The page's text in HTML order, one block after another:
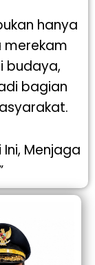
hanya
merekam
budaya,
bagian
Ini, Menjaga